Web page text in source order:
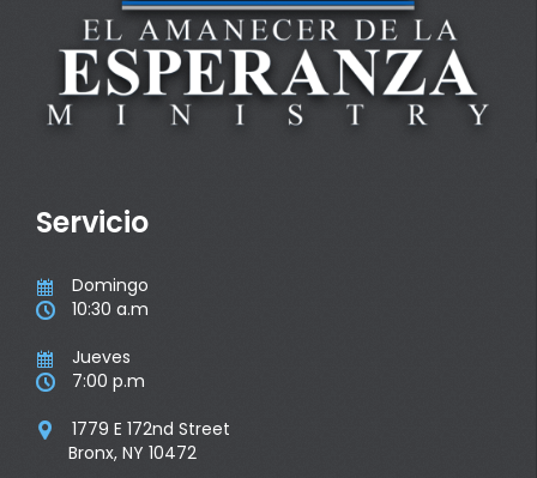
Servicio
 Domingo
 10:30 a.m
 Jueves
 7:00 p.m

1779 E 172nd Street
Bronx, NY 10472